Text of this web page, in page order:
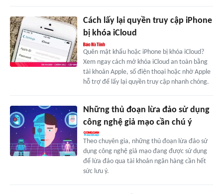
Cách lấy lại quyền truy cập iPhone
bị khóa iCloud
Quên mật khẩu hoặc iPhone bị khóa iCloud?
Xem ngay cách mở khóa iCloud an toàn bằng
tài khoản Apple, số điện thoại hoặc nhờ Apple
hỗ trợ để lấy lại quyền truy cập nhanh chóng.
Những thủ đoạn lừa đảo sử dụng
công nghệ giả mạo cần chú ý
Theo chuyên gia, những thủ đoạn lừa đảo sử
dụng công nghệ giả mạo đang được sử dụng
để lừa đảo qua tài khoản ngân hàng cần hết
sức lưu ý.